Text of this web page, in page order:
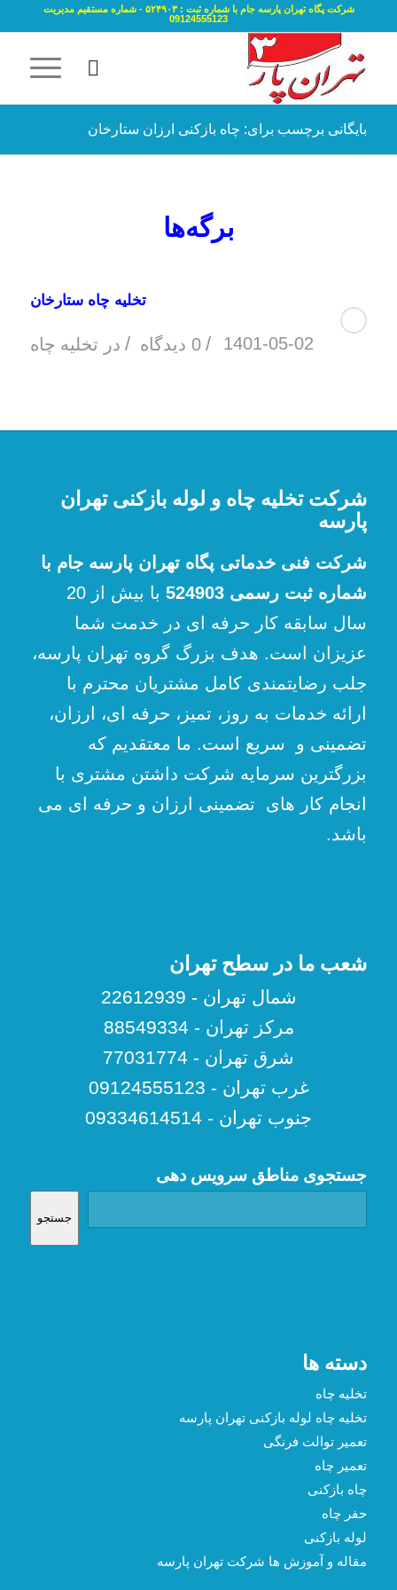
شرکت پگاه تهران پارسه جام با شماره ثبت : ۵۲۴۹۰۳ - شماره مستقیم مدیریت
09124555123
بایگانی برچسب برای: چاه بازکنی ارزان ستارخان
برگه‌ها
تخلیه چاه ستارخان
1401-05-02
/ 0 دیدگاه / در تخلیه چاه
شرکت تخلیه چاه و لوله بازکنی تهران
پارسه
شرکت فنی خدماتی پگاه تهران پارسه جام با
شماره ثبت رسمی 524903
با بیش از 20
سال سابقه کار حرفه ای در خدمت شما
عزیزان است. هدف بزرگ گروه تهران پارسه،
جلب رضایتمندی کامل مشتریان محترم با
ارائه خدمات به روز، تمیز، حرفه ای، ارزان،
تضمینی و سریع است. ما معتقدیم که
بزرگترین سرمایه شرکت داشتن مشتری با
انجام کار های تضمینی ارزان و حرفه ای می
باشد.
شعب ما در سطح تهران
شمال تهران - 22612939
مرکز تهران - 88549334
شرق تهران - 77031774
غرب تهران - 09124555123
جنوب تهران - 09334614514
جستجوی مناطق سرویس دهی
جستجو
دسته ها
تخلیه چاه
تخلیه چاه لوله بازکنی تهران پارسه
تعمیر توالت فرنگی
تعمیر چاه
چاه بازکنی
حفر چاه
لوله بازکنی
مقاله و آموزش ها شرکت تهران پارسه